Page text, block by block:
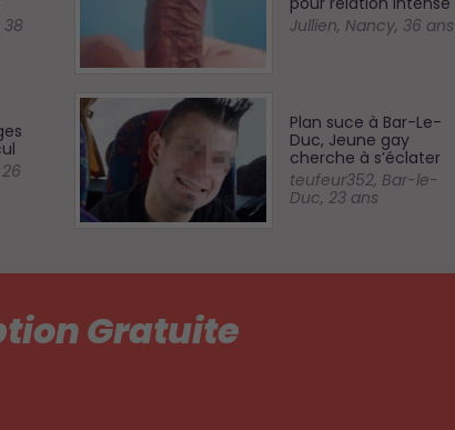
38
Jullien, Nancy, 36 ans
26
Plan suce à Bar-Le-
Duc, Jeune gay
cherche à s’éclater
teufeur352, Bar-le-
Duc, 23 ans
Gratuite